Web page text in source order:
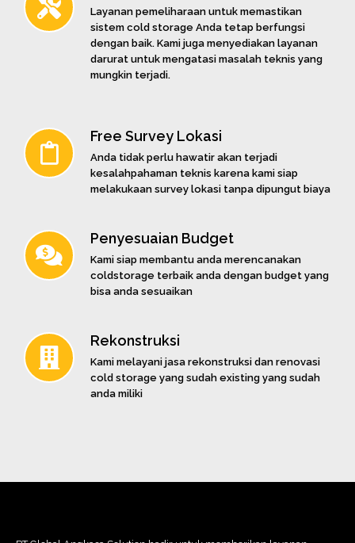
Layanan pemeliharaan untuk memastikan
sistem cold storage Anda tetap berfungsi
dengan baik. Kami juga menyediakan layanan
darurat untuk mengatasi masalah teknis yang
mungkin terjadi.
Free Survey Lokasi
Anda tidak perlu hawatir akan terjadi
kesalahpahaman teknis karena kami siap
melakukaan survey lokasi tanpa dipungut biaya
Penyesuaian Budget
Kami siap membantu anda merencanakan
coldstorage terbaik anda dengan budget yang
bisa anda sesuaikan
Rekonstruksi
Kami melayani jasa rekonstruksi dan renovasi
cold storage yang sudah existing yang sudah
anda miliki